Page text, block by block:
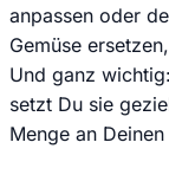
anpassen oder
Gemüse
Und ganz
setzt Du sie
Menge an